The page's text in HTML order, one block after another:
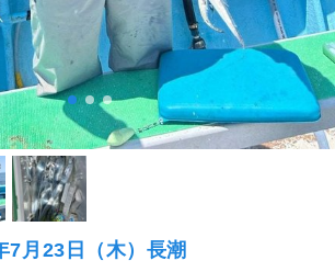
7月23日（木）長潮